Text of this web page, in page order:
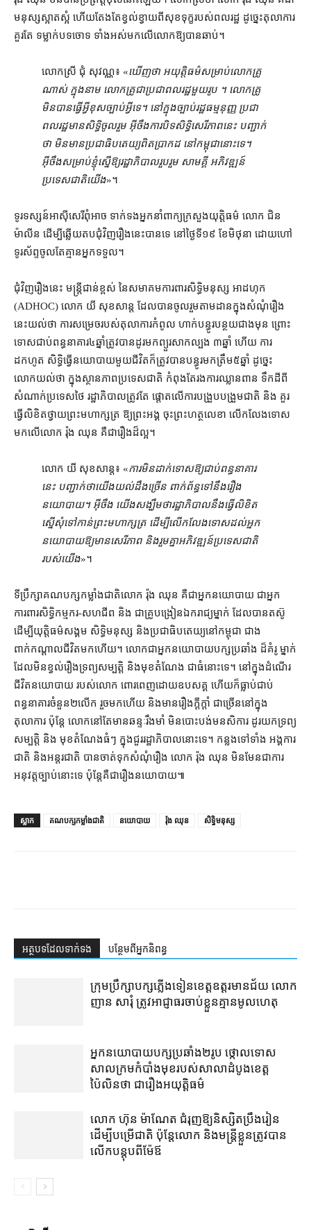
មនុស្ស​ស្អាតស្អំ ហើយ​តែងតែ​ខ្វល់ខ្វាយ​ពី​សុខទុក្ខ​របស់​ពលរដ្ឋ ដូច្នេះ​តុលាការ
គួរតែ ទម្លាក់​បទ​ចោទ ទាំងអស់​មក​លើ​លោក​ឱ្យ​បាន​ឆាប់។
លោកស្រី ជុំ សុវណ្ណ៖ «ឃើញថា អយុត្តិធម៌​សម្រាប់​លោកគ្រូ​
ណាស់ ក្នុងនាម លោកគ្រូ​ជា​ប្រជាពលរដ្ឋ​មួយ​រូប ។ លោកគ្រូ​
មិន​បាន​ធ្វើ​អ្វី​ខុសច្បាប់​អ្វី​ទេ​។ នៅក្នុង​ច្បាប់រដ្ឋធម្មនុញ្ញ ប្រជា
ពលរដ្ឋ​មាន​សិទ្ធិ​ចូលរួម អ៊ីចឹង​ការ​បិទ​សិទ្ធិ​សេរីភាព​នេះ បញ្ជាក់​
ថា មិន​មាន​ប្រជាធិបតេយ្យ​ពិតប្រាកដ នៅ​កម្ពុជា​នោះ​ទេ។
អ៊ីចឹង​សម្រាប់​ខ្ញុំ​ស្នើ​ឱ្យ​រដ្ឋាភិបាល​រួបរួម សាមគ្គី អភិវឌ្ឍន៍​
ប្រទេសជាតិ​យើង»។
ទូរទស្សន៍​អាស៊ីសេរី​ពុំ​អាច ទាក់ទង​អ្នកនាំពាក្យ​ក្រសួងយុត្តិធម៌ លោក ជិន
ម៉ាលីន ដើម្បី​ឆ្លើយតប​ជុំវិញ​រឿង​នេះ​បានទេ នៅ​ថ្ងៃទី​១៩ ខែ​មិថុនា ដោយ​ហៅ​
ទូរស័ព្ទ​ចូល​តែ​គ្មាន​អ្នកទទួល។
ជុំវិញ​រឿង​នេះ មន្ត្រីជាន់ខ្ពស់ នៃ​សមាគម​ការពារ​សិទ្ធិមនុស្ស អាដហុក
(ADHOC) លោក យី សុខសាន្ត ដែល​បាន​ចូលរួម​តាមដាន​ក្នុង​សំណុំ​រឿង​
នេះ​យល់​ថា ការសម្រេច​របស់​តុលាការ​កំពូល ហាក់​បន្ធូរបន្ថយ​ជាង​មុន ព្រោះ​
ទោស​ជាប់ពន្ធនាគារ​៤​ឆ្នាំ​ត្រូវ​បាន​ដូរ​មក​ព្យួរ​សាកល្បង ៣​ឆ្នាំ ហើយ ការ​
ដកហូត សិទ្ធិ​ធ្វើ​នយោបាយ​មួយ​ជីវិត​ក៏​ត្រូវ​បាន​បន្ធូរ​មក​ត្រឹម​៥​ឆ្នាំ ដូច្នេះ
លោក​យល់ថា ក្នុង​ស្ថានភាព​ប្រទេសជាតិ កំពុងតែ​រង​ការឈ្លានពាន ទឹកដី​ពី​
សំណាក់​ប្រទេស​ថៃ រដ្ឋាភិបាល​ត្រូវតែ ផ្ដោត​លើ​ការ​បង្រួបបង្រួម​ជាតិ និង គួរ​
ធ្វើ​លិខិត​ថ្វាយ​ព្រះមហាក្សត្រ ឱ្យ​ព្រះអង្គ ចុះ​ព្រះ​ហត្ថលេខា លើកលែងទោស​
មក​លើ​លោក រ៉ុង ឈុន គឺជា​រឿង​ដ៏​ល្អ។
លោក យី សុខសាន្ត៖ «ការ​មិន​ដាក់ទោស​ឱ្យ​ជាប់ពន្ធនាគារ​
នេះ បញ្ជាក់​ថា​យើង​យល់ដឹង​ច្រើន ពាក់ព័ន្ធ​ទៅ​នឹង​រឿង​
នយោបាយ​។ អ៊ីចឹង យើង​សង្ឃឹមថា​រដ្ឋាភិបាល​នឹង​ធ្វើ​លិខិត​
ស្នើសុំ​ទៅកាន់​ព្រះមហាក្សត្រ ដើម្បី​លើកលែងទោស​ដល់​អ្នក
នយោបាយ​ឱ្យ​មាន​សេរីភាព និង​រួមគ្នា​អភិវឌ្ឍន៍​ប្រទេសជាតិ​
របស់​យើង»។
ទីប្រឹក្សា​គណបក្ស​កម្លាំង​ជាតិ​លោក រ៉ុង ឈុន គឺជា​អ្នកនយោបាយ ជា​អ្នក
ការពារ​សិទ្ធិ​កម្មករ​-​សហជីព និង ជា​គ្រូបង្រៀន​ឯករាជ្យ​ម្នាក់ ដែល​បាន​តស៊ូ
ដើម្បី​យុត្តិធម៌​សង្គម សិទ្ធិមនុស្ស និង​ប្រជាធិបតេយ្យ​នៅ​កម្ពុជា ជាង​
ពាក់កណ្ដាល​ជីវិត​មក​ហើយ។ លោក​ជា​អ្នកនយោបាយ​បក្ស​ប្រឆាំង ដ៏​គំរូ ម្នាក់​
ដែល​មិន​ខ្វល់​រឿង​ទ្រព្យសម្បត្តិ និង​មុខតំណែង ជាធំ​នោះ​ទេ។ នៅក្នុង​ដំណើរ​
ជីវិត​នយោបាយ របស់​លោក ពោរពេញ​ដោយ​ឧបសគ្គ ហើយក៏​ធ្លាប់​ជាប់
ពន្ធនាគារ​ចំនួន​២​លើក រួច​មក​ហើយ និង​មានរឿង​ក្ដីក្ដាំ ជាច្រើន​នៅក្នុង​
តុលាការ ប៉ុន្តែ លោក​នៅតែ​មាន​ឆន្ទៈ​រឹងមាំ មិន​បោះបង់​មនសិការ ដូរ​យក​ទ្រព្យ
សម្បត្តិ និង មុខតំណែង​ធំៗ ក្នុង​ជួរ​រដ្ឋាភិបាល​នោះ​ទេ​។ កន្លងទៅ​ទាំង អង្គការ​
ជាតិ និង​អន្តរជាតិ បាន​ចាត់ទុក​សំណុំរឿង លោក រ៉ុង ឈុន មិនមែន​ជា​ការ
អនុវត្ត​ច្បាប់​នោះ​ទេ ប៉ុន្តែ​គឺជា​រឿង​នយោបាយ៕
ស្លាក គណបក្សកម្លាំងជាតិ នយោបាយ រ៉ុង ឈុន សិទ្ធិមនុស្ស
អត្ថបទ​ដែល​ទាក់ទង បន្ថែម​ពី​អ្នកនិពន្ធ
ក្រុមប្រឹក្សា​បក្ស​ភ្លើងទៀន​ខេត្ត​ឧត្ដរមានជ័យ លោក
ញាន សារុំ ត្រូវ​អាជ្ញាធរ​ចាប់ខ្លួន​គ្មាន​មូលហេតុ
អ្នកនយោបាយ​បក្ស​ប្រឆាំង​២​រូប ថ្កោលទោស​
សាលក្រម​កំបាំងមុខ​របស់​សាលាដំបូង​ខេត្ត​
ប៉ៃលិន​ថា ជា​រឿង​អយុត្តិធម៌
លោក ហ៊ុន ម៉ាណែត ជំរុញ​ឱ្យ​និស្សិត​ប្រឹងរៀន​
ដើម្បី​បម្រើ​ជាតិ ប៉ុន្តែ​លោក និង​មន្ត្រី​​ខ្លួន​ត្រូវ​បាន​
លើក​បន្តុប​ពី​ម៉ែឪ